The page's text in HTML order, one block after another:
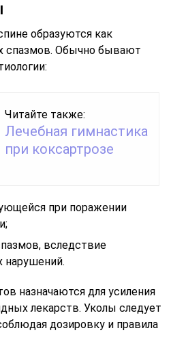
образуются как
спазмов. Обычно бывают
Читайте также:
Лечебная гимнастика
при коксартрозе
при поражении
вследствие
назначаются для усиления
лекарств. Уколы следует
дозировку и правила